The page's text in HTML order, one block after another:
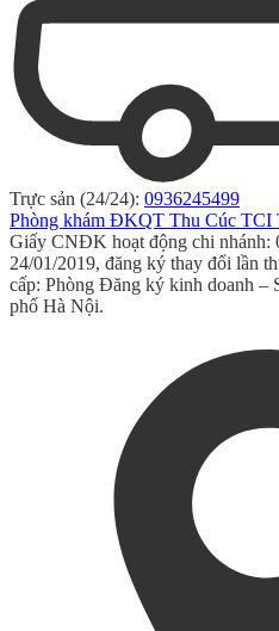
Trực sản (24/24): 0936245499
Phòng khám ĐKQT Thu Cúc TCI
Giấy CNĐK hoạt động chi nhánh:
24/01/2019, đăng ký thay đổi lần
cấp: Phòng Đăng ký kinh doanh –
phố Hà Nội.